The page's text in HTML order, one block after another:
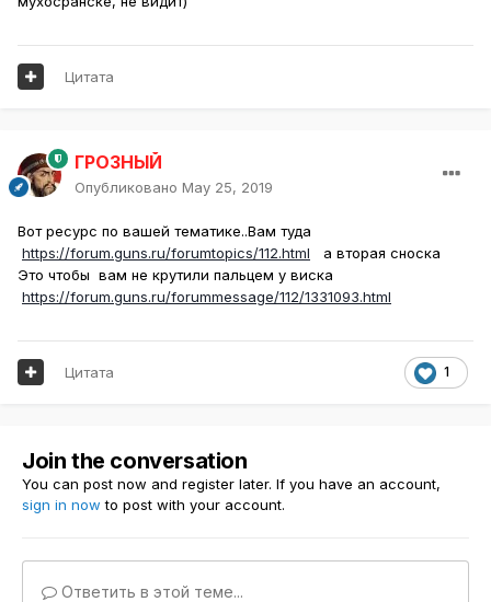
Цитата
ГРОЗНЫЙ
Опубликовано May 25, 2019
Вот ресурс по вашей тематике..Вам туда
https://forum.guns.ru/forumtopics/112.html а вторая сноска
Это чтобы вам не крутили пальцем у виска
https://forum.guns.ru/forummessage/112/1331093.html
1
Цитата
Join the conversation
You can post now and register later. If you have an account,
sign in now to post with your account.
Ответить в этой теме...